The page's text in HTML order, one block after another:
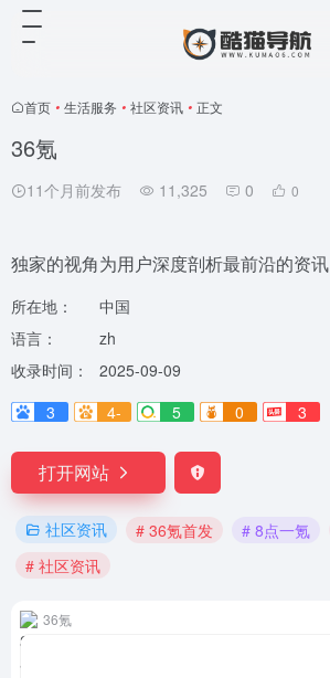
首页 • 生活服务 • 社区资讯 • 正文
36氪
11个月前发布 11,325 0 0
独家的视角为用户深度剖析最前沿的资讯
所在地：
中国
语言：
zh
收录时间：
2025-09-09
3
4- 5 0 3
打开网站
社区资讯 # 36氪首发 # 8点一氪
# 社区资讯
36氪